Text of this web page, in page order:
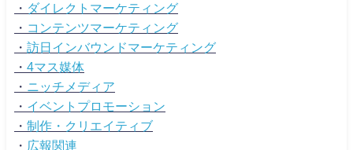
・ ダイレクトマーケティング
・ コンテンツマーケティング
・ 訪日インバウンドマーケティング
・ 4マス媒体
・ ニッチメディア
・ イベントプロモーション
・ 制作・クリエイティブ
・ 広報関連